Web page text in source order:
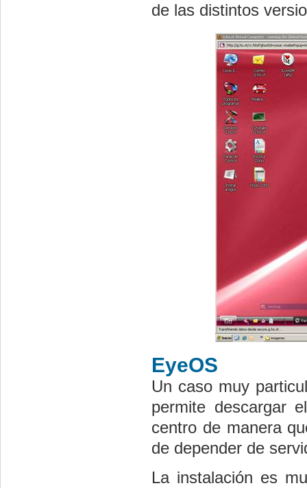
de las distintos
EyeOS
Un caso muy
permite descargar
centro de manera
de depender de
La instalación es